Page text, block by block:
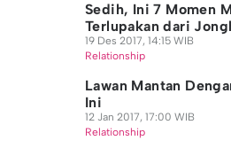
Sedih, Ini 7 Momen
Terlupakan dari
19 Des 2017, 14:15 WIB
Relationship
Lawan Mantan
Ini
12 Jan 2017, 17:00 WIB
Relationship